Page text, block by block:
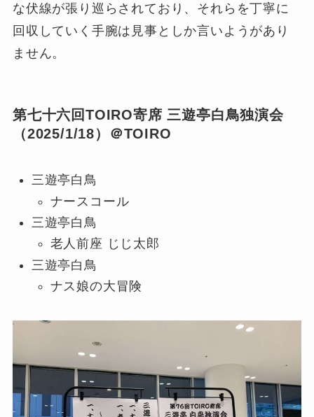
な伏線が張り巡らされており、それらを丁寧に
回収していく手腕は見事としか言いようがあり
ません。
第七十六回TOIRO寄席 三遊亭白鳥独演会
（2025/1/18）＠TOIRO
三遊亭白鳥
ナースコール
三遊亭白鳥
老人前座 じじ太郎
三遊亭白鳥
ナス娘の大冒険